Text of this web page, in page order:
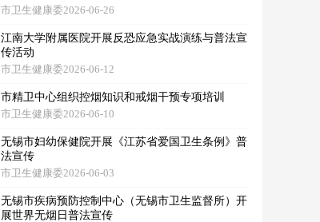
市卫生健康委2026-06-26
江南大学附属医院开展反恐应急实战演练与普法宣
传活动
市卫生健康委2026-06-12
市精卫中心组织控烟知识和戒烟干预专项培训
市卫生健康委2026-06-10
无锡市妇幼保健院开展《江苏省爱国卫生条例》普
法宣传
市卫生健康委2026-06-03
无锡市疾病预防控制中心（无锡市卫生监督所）开
展世界无烟日普法宣传